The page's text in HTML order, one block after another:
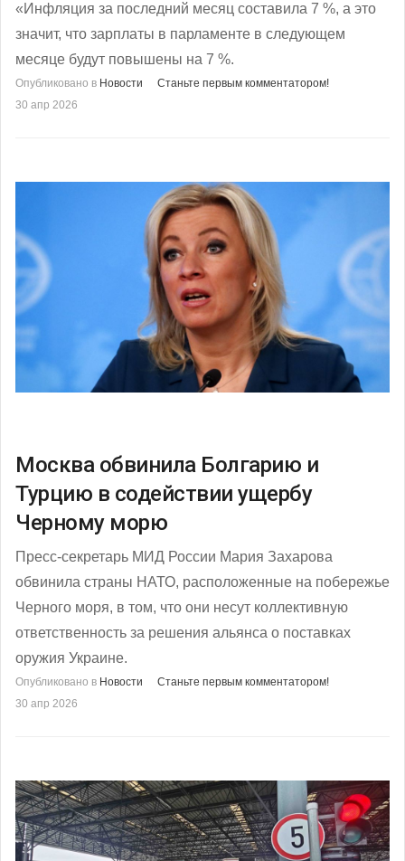
«Инфляция за последний месяц составила 7 %, а это
значит, что зарплаты в парламенте в следующем
месяце будут повышены на 7 %.
Опубликовано в Новости
Станьте первым комментатором!
30 апр 2026
Москва обвинила Болгарию и
Турцию в содействии ущербу
Черному морю
Пресс-секретарь МИД России Мария Захарова
обвинила страны НАТО, расположенные на побережье
Черного моря, в том, что они несут коллективную
ответственность за решения альянса о поставках
оружия Украине.
Опубликовано в Новости
Станьте первым комментатором!
30 апр 2026